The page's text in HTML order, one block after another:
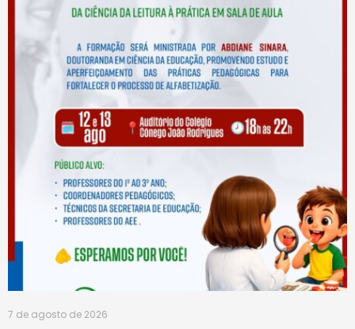
7 de agosto de 2026